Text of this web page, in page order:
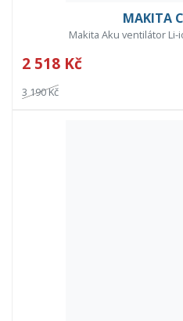
MAKITA
Makita Aku ventilátor Li-
2 518 Kč
3 190 Kč